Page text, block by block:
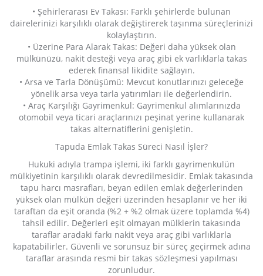
• Şehirlerarası Ev Takası: Farklı şehirlerde bulunan
dairelerinizi karşılıklı olarak değiştirerek taşınma süreçlerinizi
kolaylaştırın.
• Üzerine Para Alarak Takas: Değeri daha yüksek olan
mülkünüzü, nakit desteği veya araç gibi ek varlıklarla takas
ederek finansal likidite sağlayın.
• Arsa ve Tarla Dönüşümü: Mevcut konutlarınızı geleceğe
yönelik arsa veya tarla yatırımları ile değerlendirin.
• Araç Karşılığı Gayrimenkul: Gayrimenkul alımlarınızda
otomobil veya ticari araçlarınızı peşinat yerine kullanarak
takas alternatiflerini genişletin.
Tapuda Emlak Takas Süreci Nasıl İşler?
Hukuki adıyla trampa işlemi, iki farklı gayrimenkulün
mülkiyetinin karşılıklı olarak devredilmesidir. Emlak takasında
tapu harcı masrafları, beyan edilen emlak değerlerinden
yüksek olan mülkün değeri üzerinden hesaplanır ve her iki
taraftan da eşit oranda (%2 + %2 olmak üzere toplamda %4)
tahsil edilir. Değerleri eşit olmayan mülklerin takasında
taraflar aradaki farkı nakit veya araç gibi varlıklarla
kapatabilirler. Güvenli ve sorunsuz bir süreç geçirmek adına
taraflar arasında resmi bir takas sözleşmesi yapılması
zorunludur.